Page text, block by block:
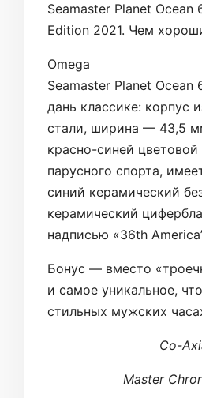
Seamaster Planet Ocean
Edition 2021. Чем
Omega
Seamaster Planet
дань классике: корпус
стали, ширина — 43,5
красно-синей цветовой
парусного спорта,
синий керамический
керамический
надписью «36th
Бонус — вместо
и самое уникальное,
стильных мужских
Co-
Master